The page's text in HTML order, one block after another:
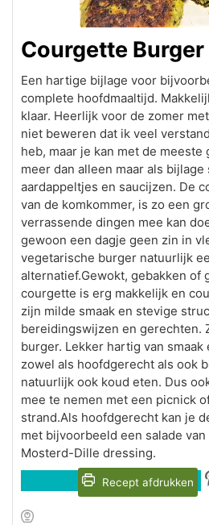
Courgette Burger
Een hartige bijlage voor
complete hoofdmaaltijd.
klaar. Heerlijk voor de zomer
niet beweren dat ik veel
heb, maar je kan met de
meer dan alleen maar als
aardappeltjes en saucijzen. De
van de komkommer, is zo een
verrassende dingen mee kan
gewoon een dagje geen zin in
vegetarische burger natuurlijk
alternatief.Gewokt, gebakken of
courgette is erg makkelijk en
zijn milde smaak en stevige
bereidingswijzen en gerechten.
burger. Lekker hartig van
zowel als hoofdgerecht als ook
natuurlijk ook koud eten. Dus
mee te nemen met een picnick
strand.Als hoofdgerecht kan je
met bijvoorbeeld een salade
Mosterd-Dille dressing.
Recept afdrukken